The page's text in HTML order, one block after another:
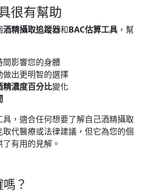
很有幫助
酒精攝取追蹤器和BAC估算工具 ，幫
間影響您的身體
做出更明智的選擇
精濃度百分比變化
，適合任何想要了解自己酒精攝取
代醫療或法律建議，但它為您的個
有用的見解。
？